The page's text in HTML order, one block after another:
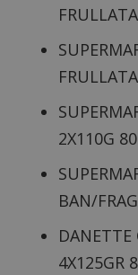
2X110G
BAN/
DANETTE
4X125GR